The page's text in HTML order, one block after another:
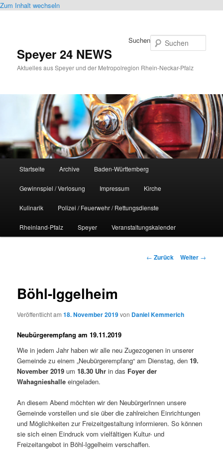
Zum Inhalt wechseln
Speyer 24 NEWS
Aktuelles aus Speyer und der Metropolregion Rhein-Neckar-Pfalz
Suchen
Startseite Archive Baden-Württemberg
Gewinnspiel / Verlosung Impressum Kirche
Kulinarik Polizei / Feuerwehr / Rettungsdienste
Rheinland-Pfalz Speyer Veranstaltungskalender
Beitrags-
← Zurück Weiter →
Böhl-Iggelheim
Veröffentlicht am18. November 2019von Daniel Kemmerich
Neubürgerempfang am 19.11.2019
Wie in jedem Jahr haben wir alle neu Zugezogenen in unserer
Gemeinde zu einem „Neubürgerempfang“ am Dienstag, den19.
November 2019um18.30 Uhrin das Foyer der
Wahagnieshalleeingeladen.
An diesem Abend möchten wir den NeubürgerInnen unsere
Gemeinde vorstellen und sie über die zahlreichen Einrichtungen
und Möglichkeiten zur Freizeitgestaltung informieren. So können
sie sich einen Eindruck vom vielfältigen Kultur- und
Freizeitangebot in Böhl-Iggelheim verschaffen.